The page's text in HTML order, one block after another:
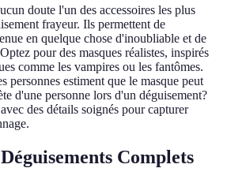
doute l'un des accessoires les plus
frayeur. Ils permettent de
en quelque chose d'inoubliable et de
pour des masques réalistes, inspirés
comme les vampires ou les fantômes.
personnes estiment que le masque peut
d'une personne lors d'un déguisement?
des détails soignés pour capturer
Complets